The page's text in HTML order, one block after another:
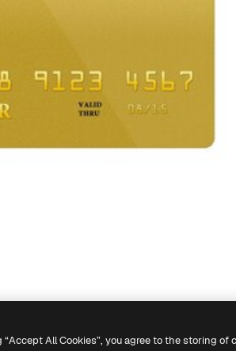
“Accept All Cookies”, you agree to the storing of